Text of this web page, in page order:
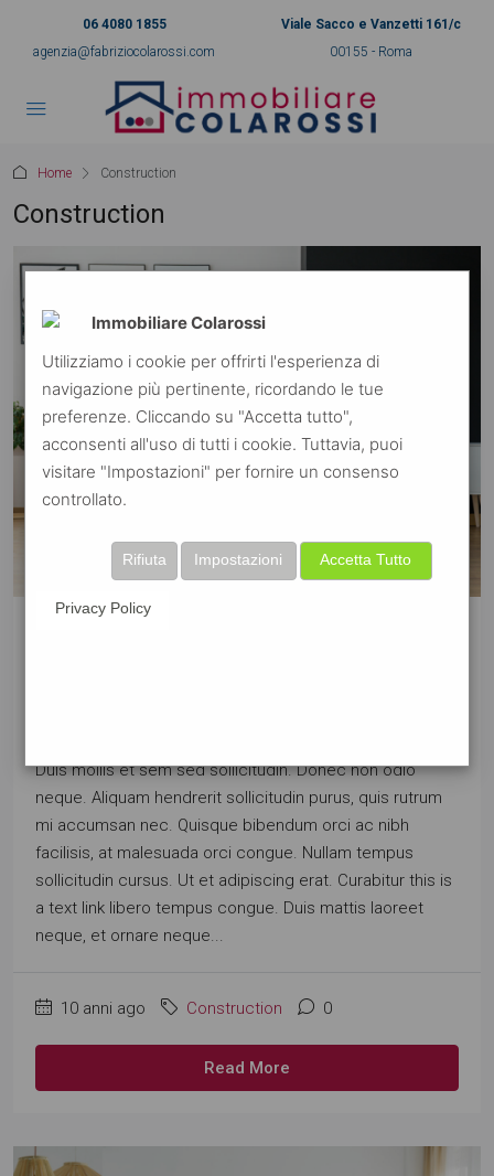
06 4080 1855
agenzia@fabriziocolarossi.com
Viale Sacco e Vanzetti 161/c
00155 - Roma
Home Construction
Construction
Duis mollis et sem sed sollicitudin. Donec non odio
neque. Aliquam hendrerit sollicitudin purus, quis rutrum
mi accumsan nec. Quisque bibendum orci ac nibh
facilisis, at malesuada orci congue. Nullam tempus
sollicitudin cursus. Ut et adipiscing erat. Curabitur this is
a text link libero tempus congue. Duis mattis laoreet
neque, et ornare neque...
10 anni ago Construction 0
Read More
Immobiliare Colarossi
Utilizziamo i cookie per offrirti l'esperienza di
navigazione più pertinente, ricordando le tue
preferenze. Cliccando su "Accetta tutto",
acconsenti all'uso di tutti i cookie. Tuttavia, puoi
visitare "Impostazioni" per fornire un consenso
controllato.
Accetta Tutto
Impostazioni
Rifiuta
Privacy Policy